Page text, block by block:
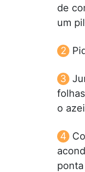
de
um
o